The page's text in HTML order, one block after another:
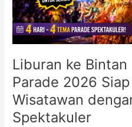
Liburan ke
Parade 2026
Wisatawan
Spektakuler
Memukau
Wisatawan
dengan
4
Tema
Spektakuler